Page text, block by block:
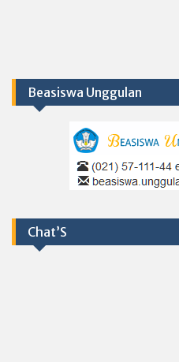
Beasiswa Unggulan
Chat’S